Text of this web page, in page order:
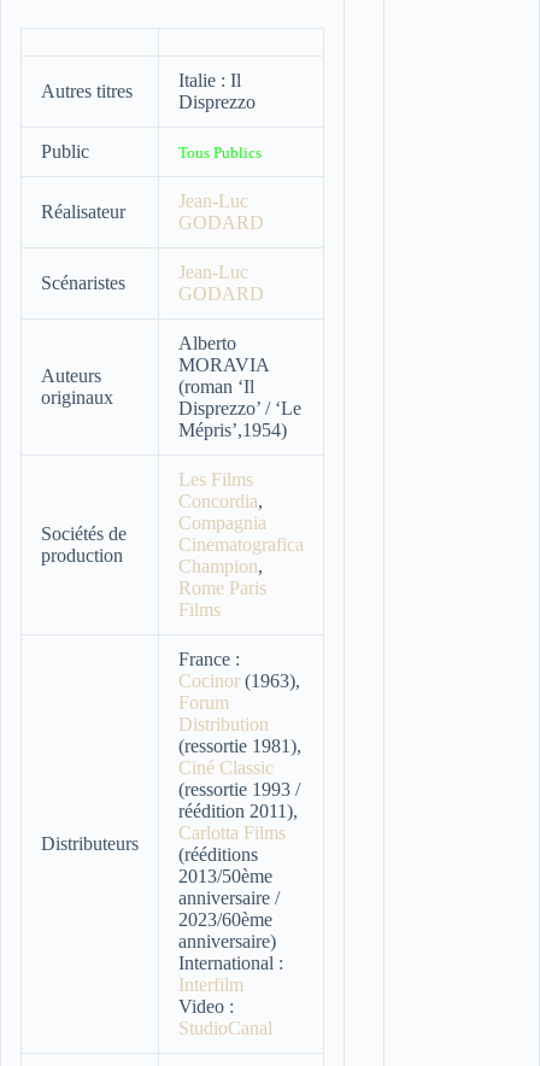
Autres titres
Italie : Il
Disprezzo
Public Tous Publics
Réalisateur
Jean-Luc
GODARD
Scénaristes
Jean-Luc
GODARD
Auteurs
originaux
Alberto
MORAVIA
(roman ‘Il
Disprezzo’ / ‘Le
Mépris’,1954)
Sociétés de
production
Les Films
Concordia,
Compagnia
Cinematografica
Champion,
Rome Paris
Films
Distributeurs
France :
Cocinor (1963),
Forum
Distribution
(ressortie 1981),
Ciné Classic
(ressortie 1993 /
réédition 2011),
Carlotta Films
(rééditions
2013/50ème
anniversaire /
2023/60ème
anniversaire)
International :
Interfilm
Video :
StudioCanal